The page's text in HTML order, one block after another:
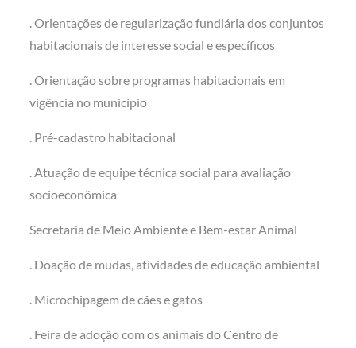
. Orientações de regularização fundiária dos conjuntos
habitacionais de interesse social e específicos
. Orientação sobre programas habitacionais em
vigência no município
. Pré-cadastro habitacional
. Atuação de equipe técnica social para avaliação
socioeconômica
Secretaria de Meio Ambiente e Bem-estar Animal
. Doação de mudas, atividades de educação ambiental
. Microchipagem de cães e gatos
. Feira de adoção com os animais do Centro de